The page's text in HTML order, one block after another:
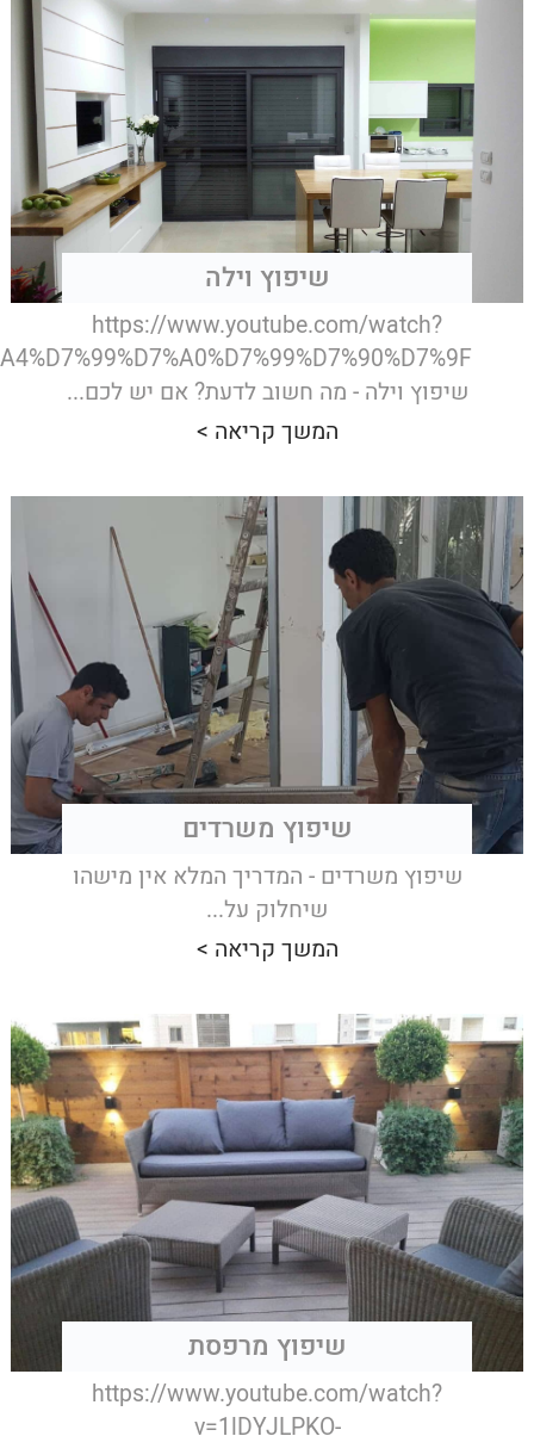
שיפוץ וילה
https://www.youtube.com/watch?
שיפוץ וילה - מה חשוב לדעת? אם יש לכם...
המשך קריאה >
שיפוץ משרדים
שיפוץ משרדים - המדריך המלא אין מישהו
שיחלוק על...
המשך קריאה >
שיפוץ מרפסת
https://www.youtube.com/watch?
v=1lDYJLPKO-